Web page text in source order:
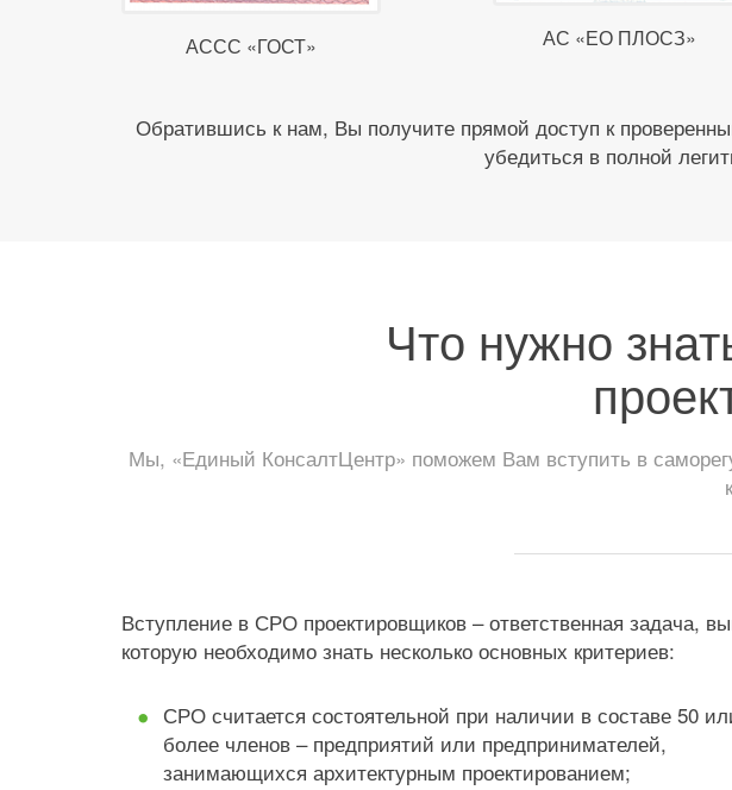
АССС «ГОСТ» АС «ЕО ПЛОСЗ»
Обратившись к нам, Вы получите прямой доступ к
убедиться в полной
Что нужно
Мы, «Единый КонсалтЦентр» поможем Вам вступить в
Вступление в СРО проектировщиков – ответственная задача,
которую необходимо знать несколько основных критериев:
СРО считается состоятельной при наличии в составе 50
более членов – предприятий или предпринимателей,
занимающихся архитектурным проектированием;